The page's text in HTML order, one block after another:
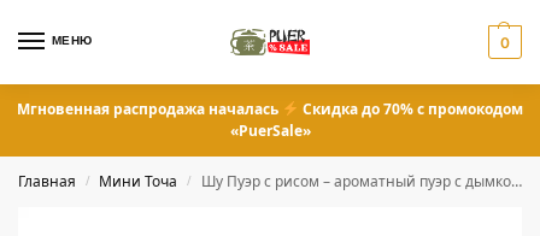
МЕНЮ 0
Мгновенная распродажа началась
Скидка до 70% с промокодом
«PuerSale»
Главная / Мини Точа / Шу Пуэр с рисом – ароматный пуэр с дымком 5 грамм